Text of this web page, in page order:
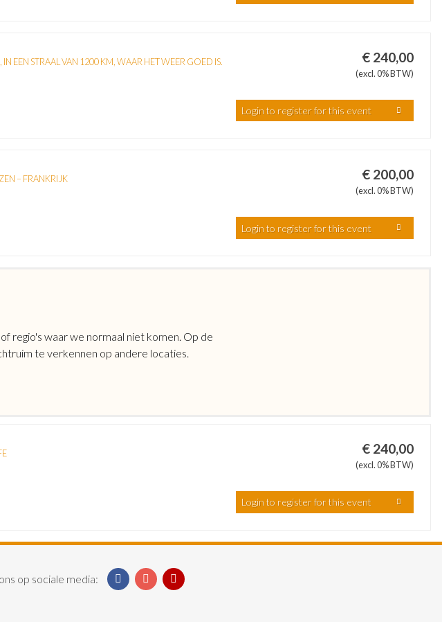
IN EEN STRAAL VAN 1200 KM, WAAR HET WEER GOED IS. € 240,00
(excl. 0% BTW)
Login to register for this event
– FRANKRIJK € 200,00
(excl. 0% BTW)
Login to register for this event
regio's waar we normaal niet komen. Op de
te verkennen op andere locaties.
€ 240,00
(excl. 0% BTW)
Login to register for this event
op sociale media: FacebookInstagramYouTube